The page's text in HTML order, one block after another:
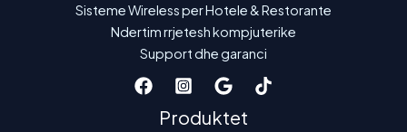
Sisteme Wireless per Hotele & Restorante
Ndertim rrjetesh kompjuterike
Support dhe garanci
Produktet